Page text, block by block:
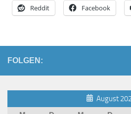
GIMBAL
Reddit Facebook
FOLGEN:
August